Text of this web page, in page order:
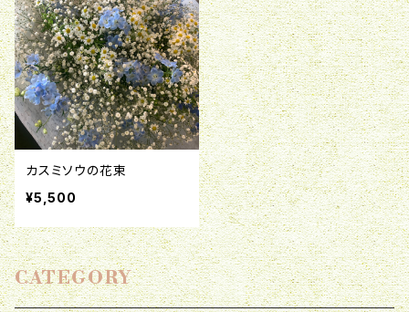
カスミソウの花束
¥5,500
CATEGORY